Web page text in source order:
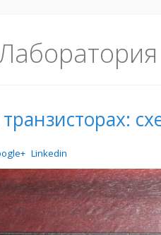
Linkedin